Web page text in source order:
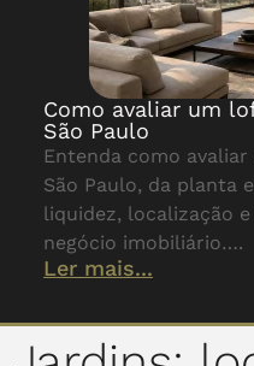
Como avaliar um
São Paulo
Entenda como
São Paulo, da planta
liquidez, localização
negócio imobiliário….
Ler mais...